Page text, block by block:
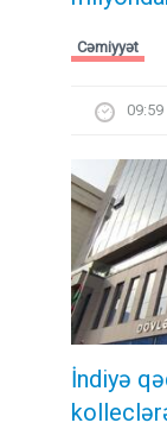
Cəmiyyət
09:59
İndiyə